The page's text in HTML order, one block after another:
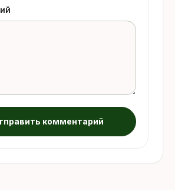
комментарий